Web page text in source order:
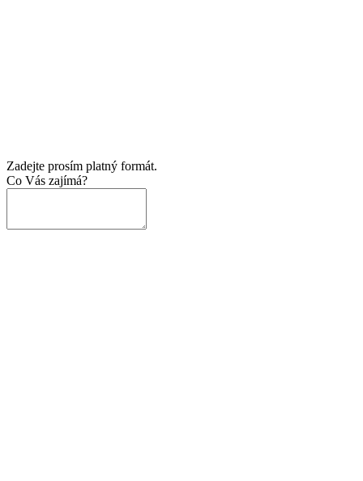
Zadejte prosím platný formát.
Co Vás zajímá?